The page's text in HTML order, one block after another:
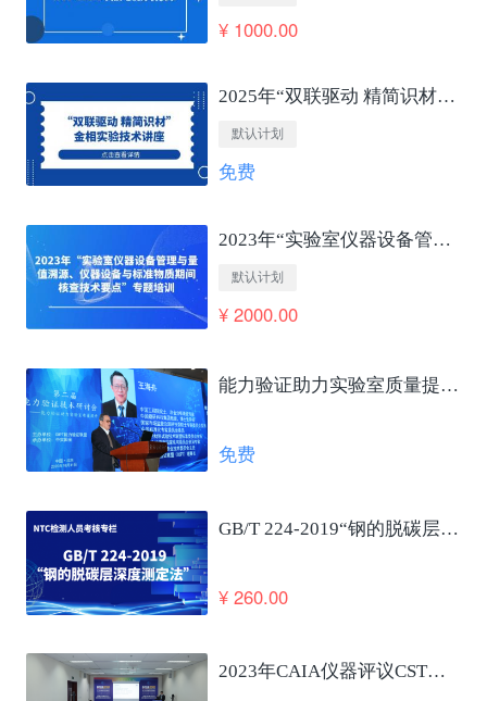
¥ 1000.00
2025年“双联驱动 精简识材”金相实验技术讲座
默认计划
免费
2023年“实验室仪器设备管理与量值溯源、仪器设备与标准物质期间核查技术要点”专题培训
默认计划
¥ 2000.00
能力验证助力实验室质量提升及国家高质量发展 王海舟
免费
GB/T 224-2019“钢的脱碳层深度测定法”笔试考核
¥ 260.00
2023年CAIA仪器评议CSTM仪器使役性能合格评定发布会